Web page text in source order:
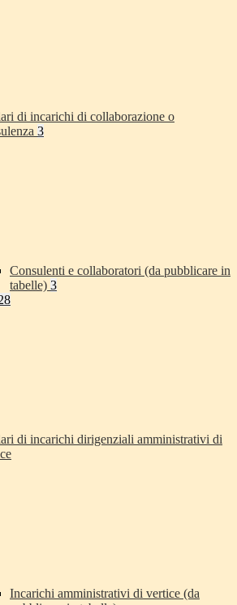
di incarichi di collaborazione o
3
Consulenti e collaboratori (da pubblicare in
tabelle) 3
di incarichi dirigenziali amministrativi di
Incarichi amministrativi di vertice (da